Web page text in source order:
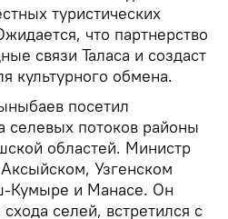
туристических
что партнерство
связи Таласа и создаст
культурного обмена.
посетил
селевых потоков районы
областей. Министр
Узгенском
Кумыре и Манасе. Он
селей, встретился с